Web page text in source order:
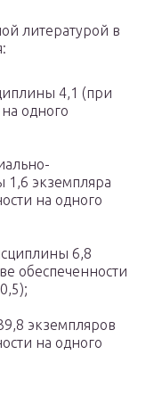
литературой в
4,1 (при
одного
1,6 экземпляра
на одного
6,8
обеспеченности
экземпляров
на одного